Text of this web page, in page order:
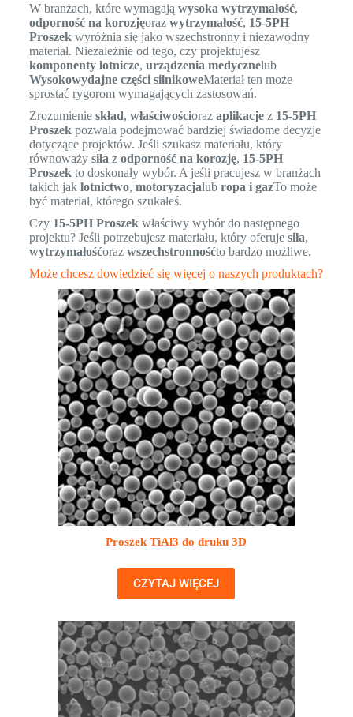
W branżach, które wymagają wysoka wytrzymałość,
odporność na korozjęoraz wytrzymałość, 15-5PH
Proszekwyróżnia się jako wszechstronny i niezawodny
materiał. Niezależnie od tego, czy projektujesz
komponenty lotnicze, urządzenia medycznelub
Wysokowydajne części silnikoweMateriał ten może
sprostać rygorom wymagających zastosowań.
Zrozumienie skład, właściwościoraz aplikacjez 15-5PH
Proszekpozwala podejmować bardziej świadome decyzje
dotyczące projektów. Jeśli szukasz materiału, który
równoważy siła z odporność na korozję, 15-5PH
Proszekto doskonały wybór. A jeśli pracujesz w branżach
takich jak lotnictwo, motoryzacjalub ropa i gazTo może
być materiał, którego szukałeś.
Czy 15-5PH Proszekwłaściwy wybór do następnego
projektu? Jeśli potrzebujesz materiału, który oferuje siła,
wytrzymałośćoraz wszechstronnośćto bardzo możliwe.
Może chcesz dowiedzieć się więcej o naszych produktach?
Proszek TiAl3 do druku 3D
CZYTAJ WIĘCEJ